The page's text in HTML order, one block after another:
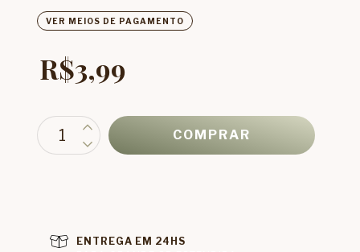
VER MEIOS DE PAGAMENTO
R$3,99
ENTREGA EM 24HS